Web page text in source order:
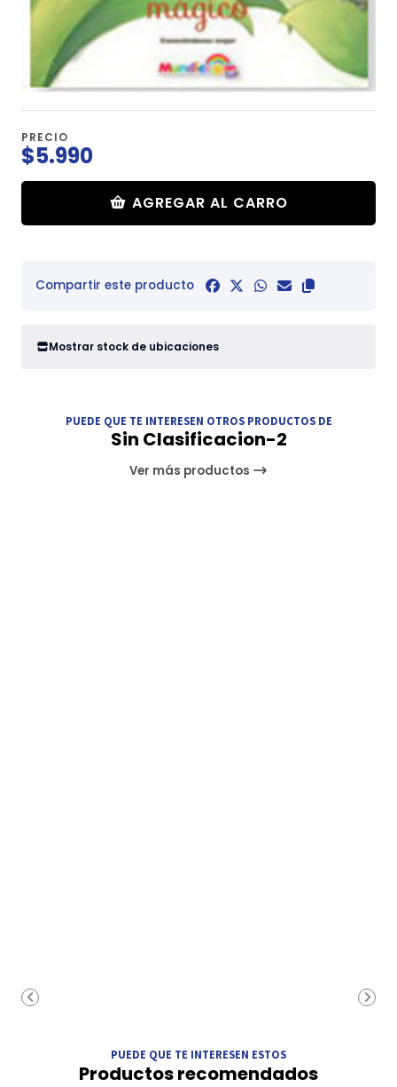
PRECIO
$5.990
AGREGAR AL CARRO
Compartir este producto
Mostrar stock de ubicaciones
PUEDE QUE TE INTERESEN OTROS PRODUCTOS DE
Sin Clasificacion-2
Ver más productos
PUEDE QUE TE INTERESEN ESTOS
Productos recomendados